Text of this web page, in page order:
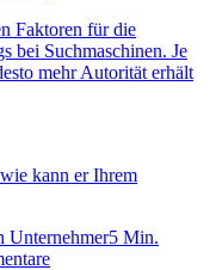
Faktoren für die
bei Suchmaschinen. Je
mehr Autorität erhält
kann er Ihrem
5 Min.